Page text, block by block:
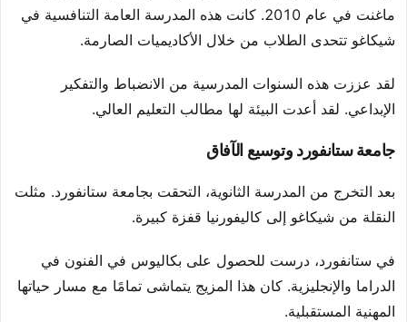
ماغنت في عام 2010. كانت هذه المدرسة العامة التنافسية في
شيكاغو تتحدى الطلاب من خلال الأكاديميات الصارمة.
لقد عززت هذه السنوات المدرسية من الانضباط والتفكير
الإبداعي. لقد أعدت البيئة لها مطالب التعليم العالي.
جامعة ستانفورد وتوسيع الآفاق
بعد التخرج من المدرسة الثانوية، التحقت بجامعة ستانفورد. مثلت
النقلة من شيكاغو إلى كاليفورنيا قفزة كبيرة.
في ستانفورد، درست للحصول على بكاليوس في الفنون في
الدراما والإنجليزية. كان هذا المزيج يتماشى تمامًا مع مسار حياتها
المهنية المستقبلية.